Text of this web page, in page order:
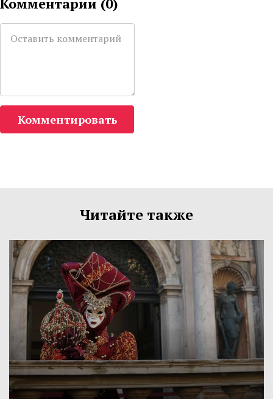
Комментарии (0)
Комментировать
Читайте также